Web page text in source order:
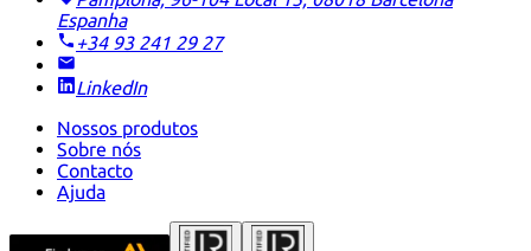
Espanha
+34 93 241 29 27
LinkedIn
Nossos produtos
Sobre nós
Contacto
Ajuda